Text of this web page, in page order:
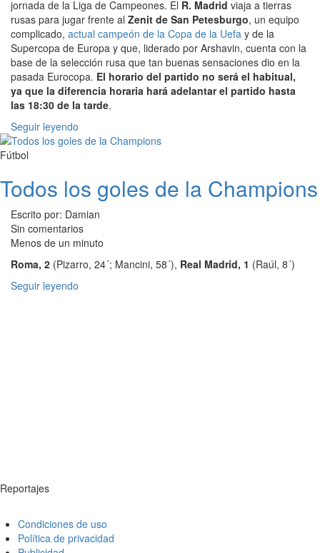
jornada de la Liga de Campeones. El R. Madrid viaja a tierras
rusas para jugar frente al Zenit de San Petesburgo, un equipo
complicado, actual campeón de la Copa de la Uefa y de la
Supercopa de Europa y que, liderado por Arshavin, cuenta con la
base de la selección rusa que tan buenas sensaciones dio en la
pasada Eurocopa. El horario del partido no será el habitual,
ya que la diferencia horaria hará adelantar el partido hasta
las 18:30 de la tarde.
Seguir leyendo
Fútbol
Todos los goles de la Champions
Escrito por: Damian
Sin comentarios
Menos de un minuto
Roma, 2 (Pizarro, 24´; Mancini, 58´), Real Madrid, 1 (Raúl, 8´)
Seguir leyendo
Reportajes
Condiciones de uso
Política de privacidad